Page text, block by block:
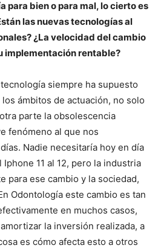
para bien o para mal, lo cierto es
las nuevas tecnologías al
¿La velocidad del cambio
implementación rentable?
siempre ha supuesto
ámbitos de actuación, no solo
parte la obsolescencia
fenómeno al que nos
Nadie necesitaría hoy en día
11 al 12, pero la industria
para ese cambio y la sociedad,
Odontología este cambio es tan
en muchos casos,
la inversión realizada, a
es cómo afecta esto a otros